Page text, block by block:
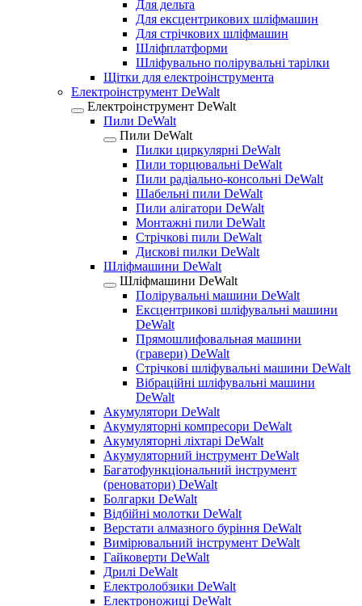
Для дельта
Для ексцентрикових шліфмашин
Для стрічкових шліфмашин
Шліфплатформи
Шліфувально полірувальні тарілки
Щітки для електроінструмента
Електроінструмент DeWalt
Електроінструмент DeWalt
Пили DeWalt
Пили DeWalt
Пилки циркулярні DeWalt
Пили торцювальні DeWalt
Пили радіально-консольні DeWalt
Шабельні пили DeWalt
Пили алігатори DeWalt
Монтажні пили DeWalt
Стрічкові пили DeWalt
Дискові пилки DeWalt
Шліфмашини DeWalt
Шліфмашини DeWalt
Полірувальні машини DeWalt
Ексцентрикові шліфувальні машини
DeWalt
Прямошлифовальная машини
(гравери) DeWalt
Стрічкові шліфувальні машини DeWalt
Вібраційні шліфувальні машини
DeWalt
Акумулятори DeWalt
Акумуляторні компресори DeWalt
Акумуляторні ліхтарі DeWalt
Акумуляторний інструмент DeWalt
Багатофункціональний інструмент
(реноватори) DeWalt
Болгарки DeWalt
Відбійні молотки DeWalt
Верстати алмазного буріння DeWalt
Вимірювальний інструмент DeWalt
Гайковерти DeWalt
Дрилі DeWalt
Електролобзики DeWalt
Електроножиці DeWalt